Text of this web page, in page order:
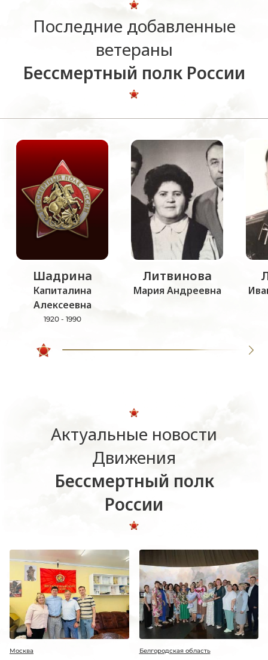
Последние добавленные
ветераны
Бессмертный полк России
Шадрина
Капиталина
Алексеевна
1920 - 1990
Литвинова
Мария Андреевна
Актуальные новости
Движения
Бессмертный полк
России
Москва Белгородская область